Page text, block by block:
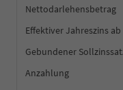
Nettodarlehensbetrag
Effektiver Jahreszins
Gebundener
Anzahlung